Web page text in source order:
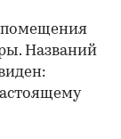
помещения
Названий